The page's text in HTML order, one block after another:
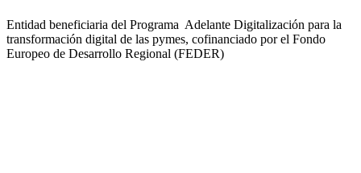
Entidad beneficiaria del Programa Adelante Digitalización para la
transformación digital de las pymes, cofinanciado por el Fondo
Europeo de Desarrollo Regional (FEDER)